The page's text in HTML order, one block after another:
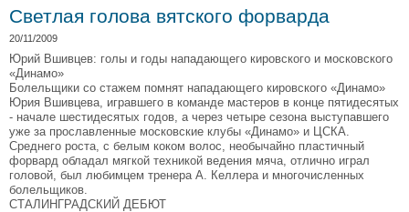
Светлая голова вятского форварда
20/11/2009
Юрий Вшивцев: голы и годы нападающего кировского и московского
«Динамо»
Болельщики со стажем помнят нападающего кировского «Динамо»
Юрия Вшивцева, игравшего в команде мастеров в конце пятидесятых
- начале шестидесятых годов, а через четыре сезона выступавшего
уже за прославленные московские клубы «Динамо» и ЦСКА.
Среднего роста, с белым коком волос, необычайно пластичный
форвард обладал мягкой техникой ведения мяча, отлично играл
головой, был любимцем тренера А. Келлера и многочисленных
болельщиков.
СТАЛИНГРАДСКИЙ ДЕБЮТ